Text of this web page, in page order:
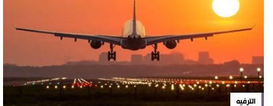
الترفيه